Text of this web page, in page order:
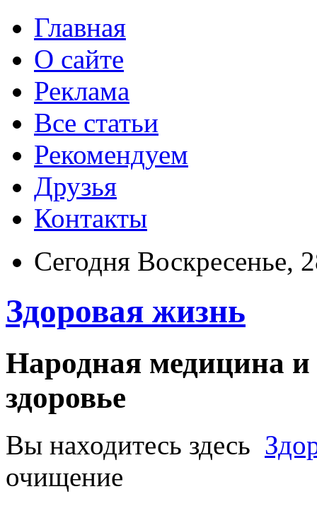
Главная
О сайте
Реклама
Все статьи
Рекомендуем
Друзья
Контакты
Сегодня Воскресенье,
Здоровая жизнь
Народная медицина и
здоровье
Вы находитесь здесь
очищение